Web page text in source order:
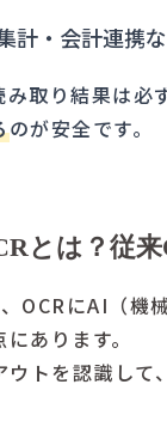
計・会計連携
み取り結果は必
のが安全です。
とは？従
OCRにAI（機
にあります。
ウトを認識して